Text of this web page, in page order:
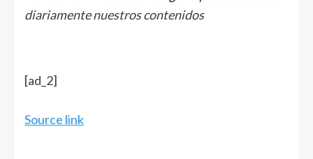
diariamente nuestros contenidos
[ad_2]
Source link